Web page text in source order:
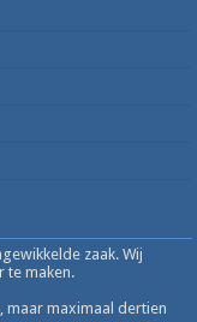
zaak. Wij
te maken.
maar maximaal dertien